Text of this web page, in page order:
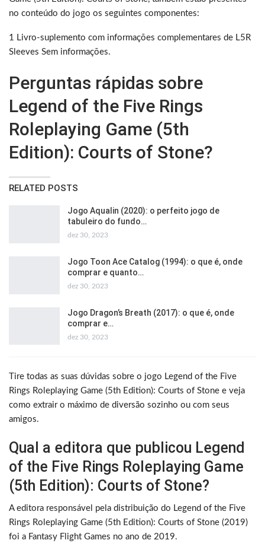
no conteúdo do jogo os seguintes componentes:
1 Livro-suplemento com informações complementares de L5R
Sleeves Sem informações.
Perguntas rápidas sobre
Legend of the Five Rings
Roleplaying Game (5th
Edition): Courts of Stone?
RELATED POSTS
Jogo Aqualin (2020): o perfeito jogo de
tabuleiro do fundo…
dez 30, 2023
Jogo Toon Ace Catalog (1994): o que é, onde
comprar e quanto…
dez 30, 2023
Jogo Dragon’s Breath (2017): o que é, onde
comprar e…
dez 30, 2023
Tire todas as suas dúvidas sobre o jogo Legend of the Five
Rings Roleplaying Game (5th Edition): Courts of Stone e veja
como extrair o máximo de diversão sozinho ou com seus
amigos.
Qual a editora que publicou Legend
of the Five Rings Roleplaying Game
(5th Edition): Courts of Stone?
A editora responsável pela distribuição do Legend of the Five
Rings Roleplaying Game (5th Edition): Courts of Stone (2019)
foi a Fantasy Flight Games no ano de 2019.